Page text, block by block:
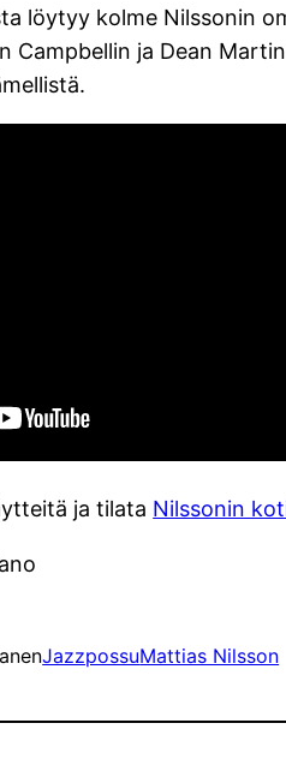
löytyy kolme Nilssonin
Campbellin ja Dean
ja tilata Nilssonin
JazzpossuMattias Nilsson